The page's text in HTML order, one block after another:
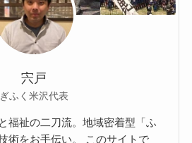
宍戸
ぎふく米沢代表
福祉の二刀流。地域密着型「ふ
術をお手伝い。 このサイトで